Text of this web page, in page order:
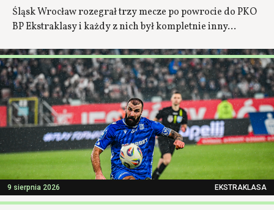
Śląsk Wrocław rozegrał trzy mecze po powrocie do PKO
BP Ekstraklasy i każdy z nich był kompletnie inny...
9 sierpnia 2026 EKSTRAKLASA